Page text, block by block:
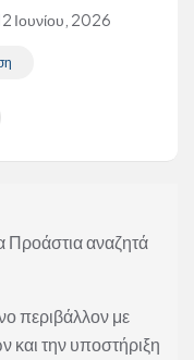
Ιουνίου, 2026
Προάστια αναζητά
περιβάλλον με
και την υποστήριξη